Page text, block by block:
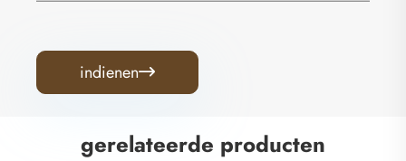
indienen
gerelateerde producten